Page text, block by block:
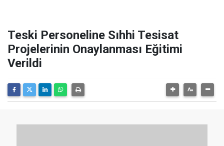
Teski Personeline Sıhhi Tesisat
Projelerinin Onaylanması Eğitimi
Verildi